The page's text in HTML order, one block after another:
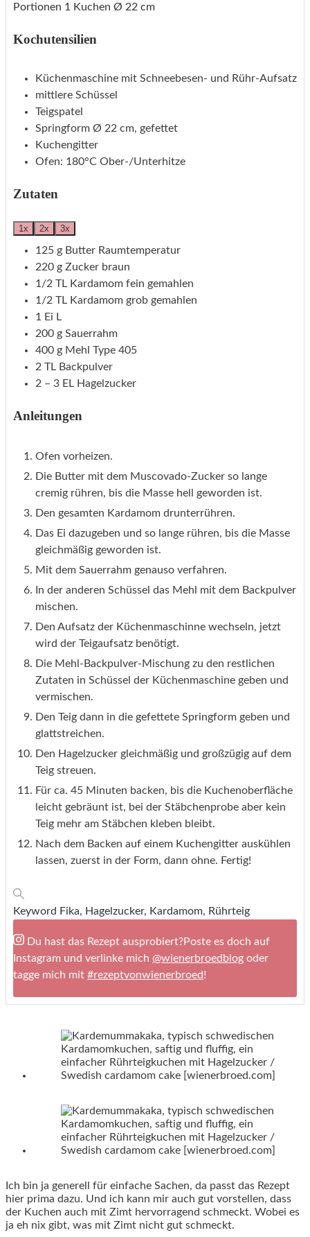
Portionen 1 Kuchen Ø 22 cm
Kochutensilien
Küchenmaschine mit Schneebesen- und Rühr-Aufsatz
mittlere Schüssel
Teigspatel
Springform Ø 22 cm, gefettet
Kuchengitter
Ofen: 180°C Ober-/Unterhitze
Zutaten
1x 2x 3x
125 g Butter Raumtemperatur
220 g Zucker braun
1/2 TL Kardamom fein gemahlen
1/2 TL Kardamom grob gemahlen
1
Ei L
200 g Sauerrahm
400 g Mehl Type 405
2 TL Backpulver
2 – 3 EL Hagelzucker
Anleitungen
Ofen vorheizen.
Die Butter mit dem Muscovado-Zucker so lange
cremig rühren, bis die Masse hell geworden ist.
Den gesamten Kardamom drunterrühren.
Das Ei dazugeben und so lange rühren, bis die Masse
gleichmäßig geworden ist.
Mit dem Sauerrahm genauso verfahren.
In der anderen Schüssel das Mehl mit dem Backpulver
mischen.
Den Aufsatz der Küchenmaschinne wechseln, jetzt
wird der Teigaufsatz benötigt.
Die Mehl-Backpulver-Mischung zu den restlichen
Zutaten in Schüssel der Küchenmaschine geben und
vermischen.
Den Teig dann in die gefettete Springform geben und
glattstreichen.
Den Hagelzucker gleichmäßig und großzügig auf dem
Teig streuen.
Für ca. 45 Minuten backen, bis die Kuchenoberfläche
leicht gebräunt ist, bei der Stäbchenprobe aber kein
Teig mehr am Stäbchen kleben bleibt.
Nach dem Backen auf einem Kuchengitter auskühlen
lassen, zuerst in der Form, dann ohne. Fertig!
Keyword Fika, Hagelzucker, Kardamom, Rührteig
Du hast das Rezept ausprobiert?Poste es doch auf
Instagram und verlinke mich @wienerbroedblog oder
tagge mich mit #rezeptvonwienerbroed!
Ich bin ja generell für einfache Sachen, da passt das Rezept
hier prima dazu. Und ich kann mir auch gut vorstellen, dass
der Kuchen auch mit Zimt hervorragend schmeckt. Wobei es
ja eh nix gibt, was mit Zimt nicht gut schmeckt.